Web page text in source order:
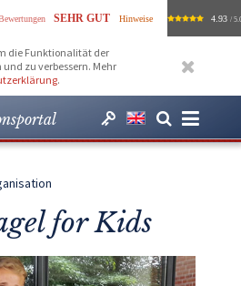
SEHR GUT Hinweise 4.93 /
die Funktionalität der
zu verbessern. Mehr
.
for Kids